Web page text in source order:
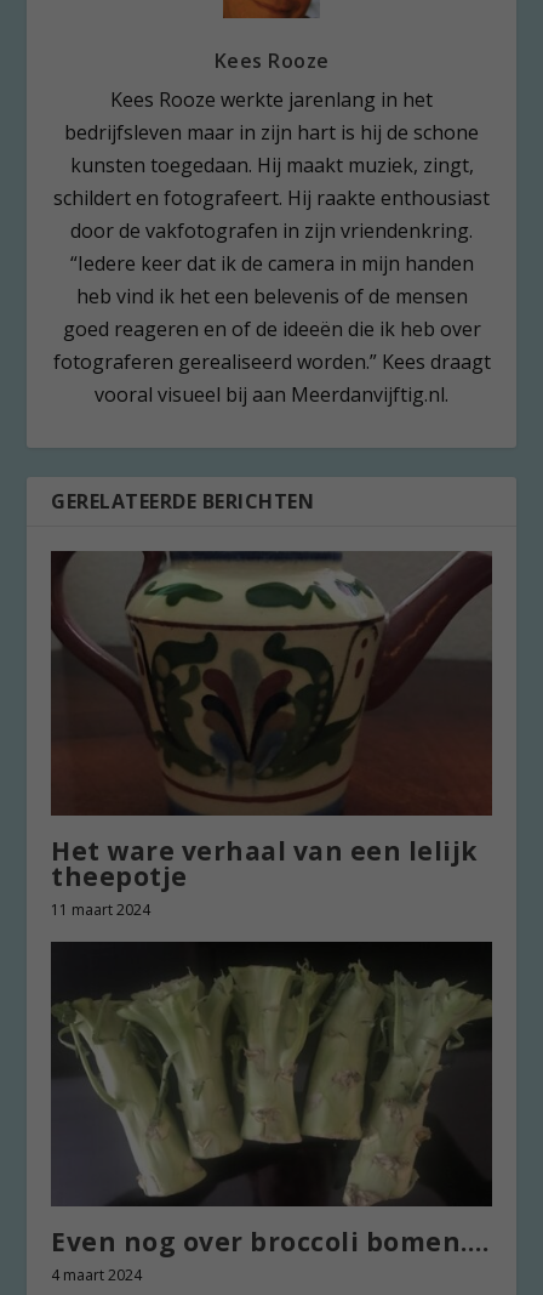
Kees Rooze
Kees Rooze werkte jarenlang in het
bedrijfsleven maar in zijn hart is hij de schone
kunsten toegedaan. Hij maakt muziek, zingt,
schildert en fotografeert. Hij raakte enthousiast
door de vakfotografen in zijn vriendenkring.
“Iedere keer dat ik de camera in mijn handen
heb vind ik het een belevenis of de mensen
goed reageren en of de ideeën die ik heb over
fotograferen gerealiseerd worden.” Kees draagt
vooral visueel bij aan Meerdanvijftig.nl.
GERELATEERDE BERICHTEN
Het ware verhaal van een lelijk
theepotje
11 maart 2024
Even nog over broccoli bomen….
4 maart 2024